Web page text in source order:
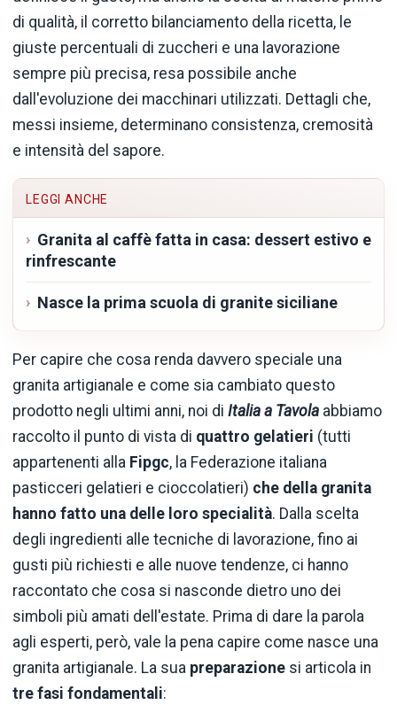
di qualità, il corretto bilanciamento della ricetta, le
giuste percentuali di zuccheri e una lavorazione
sempre più precisa, resa possibile anche
dall'evoluzione dei macchinari utilizzati. Dettagli che,
messi insieme, determinano consistenza, cremosità
e intensità del sapore.
LEGGI ANCHE
Granita al caffè fatta in casa: dessert estivo e
rinfrescante
Nasce la prima scuola di granite siciliane
Per capire che cosa renda davvero speciale una
granita artigianale e come sia cambiato questo
prodotto negli ultimi anni, noi di Italia a Tavola abbiamo
raccolto il punto di vista di quattro gelatieri (tutti
appartenenti alla Fipgc, la Federazione italiana
pasticceri gelatieri e cioccolatieri) che della granita
hanno fatto una delle loro specialità. Dalla scelta
degli ingredienti alle tecniche di lavorazione, fino ai
gusti più richiesti e alle nuove tendenze, ci hanno
raccontato che cosa si nasconde dietro uno dei
simboli più amati dell'estate. Prima di dare la parola
agli esperti, però, vale la pena capire come nasce una
granita artigianale. La sua preparazione si articola in
tre fasi fondamentali: